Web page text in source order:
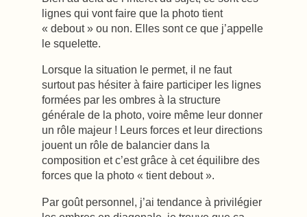
lignes qui vont faire que la photo tient
« debout » ou non. Elles sont ce que j’appelle
le squelette.
Lorsque la situation le permet, il ne faut
surtout pas hésiter à faire participer les lignes
formées par les ombres à la structure
générale de la photo, voire même leur donner
un rôle majeur ! Leurs forces et leur directions
jouent un rôle de balancier dans la
composition et c’est grâce à cet équilibre des
forces que la photo « tient debout ».
Par goût personnel, j’ai tendance à privilégier